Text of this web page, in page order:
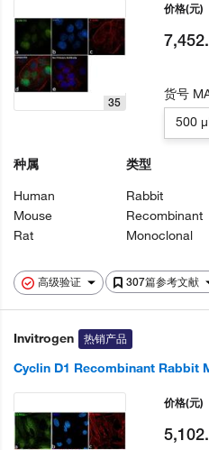
高级验证 307篇参考文献
35
种属
Human
Mouse
Rat
类型
Rabbit
Recombinant
Monoclonal
价格(元)
货号
500
Invitrogen 热销产品
Cyclin D1 Recombinant Rabbit
价格(元)